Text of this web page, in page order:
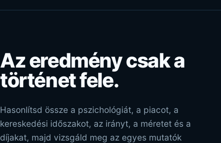
Az eredmény csak a
történet fele.
Hasonlítsd össze a pszichológiát, a piacot, a
kereskedési időszakot, az irányt, a méretet és a
díjakat, majd vizsgáld meg az egyes mutatók